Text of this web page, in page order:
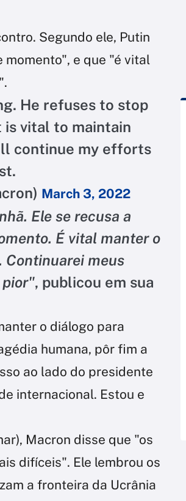
Segundo ele, Putin
momento", e que "é vital
He refuses to stop
is vital to maintain
continue my efforts
March 3, 2022
Ele se recusa a
É vital manter o
Continuarei meus
pior", publicou em sua
o diálogo para
humana, pôr fim a
ao lado do presidente
internacional. Estou e
Macron disse que "os
difíceis". Ele lembrou os
a fronteira da Ucrânia